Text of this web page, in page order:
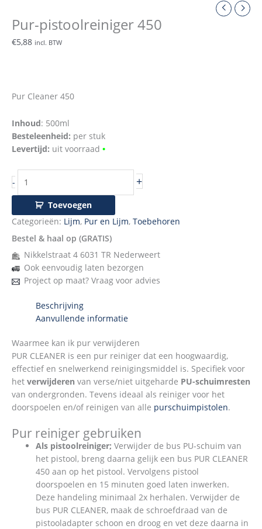
Pur-pistoolreiniger 450
€5,88 incl. BTW
Pur Cleaner 450
Inhoud: 500ml
Besteleenheid: per stuk
Levertijd: uit voorraad •
- +
Toevoegen
Categorieën: Lijm, Pur en Lijm, Toebehoren
Bestel & haal op (GRATIS)
Nikkelstraat 4 6031 TR Nederweert
Ook eenvoudig laten bezorgen
Project op maat? Vraag voor advies
Beschrijving
Aanvullende informatie
Waarmee kan ik pur verwijderen
PUR CLEANER is een pur reiniger dat een hoogwaardig,
effectief en snelwerkend reinigingsmiddel is. Specifiek voor
het verwijderen van verse/niet uitgeharde PU-schuimresten
van ondergronden. Tevens ideaal als reiniger voor het
doorspoelen en/of reinigen van alle purschuimpistolen.
Pur reiniger gebruiken
Als pistoolreiniger; Verwijder de bus PU-schuim van
het pistool, breng daarna gelijk een bus PUR CLEANER
450 aan op het pistool. Vervolgens pistool
doorspoelen en 15 minuten goed laten inwerken.
Deze handeling minimaal 2x herhalen. Verwijder de
bus PUR CLEANER, maak de schroefdraad van de
pistooladapter schoon en droog en vet deze daarna in